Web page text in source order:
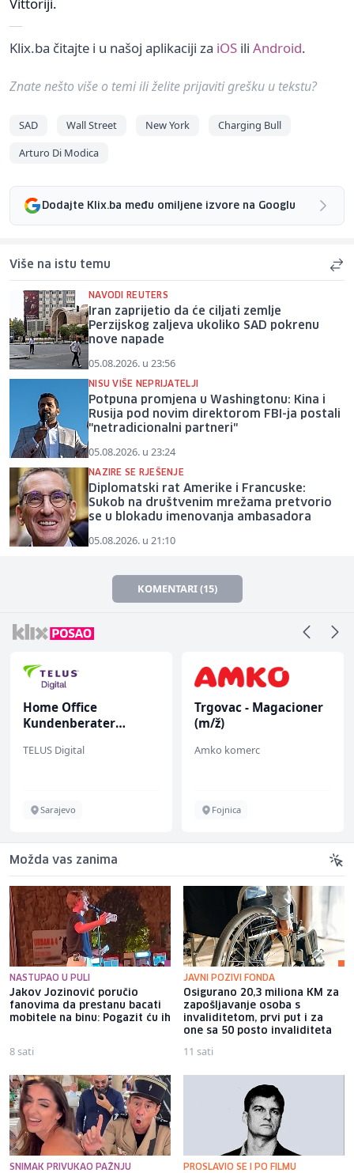
Vittoriji.
Klix.ba čitajte i u našoj aplikaciji za iOS ili Android.
Znate nešto više o temi ili želite prijaviti grešku u tekstu?
SAD Wall Street New York
Charging Bull
Arturo Di Modica
Dodajte Klix.ba među omiljene izvore na Googlu
Više na istu temu
NAVODI REUTERS
Iran zaprijetio da će ciljati zemlje
Perzijskog zaljeva ukoliko SAD pokrenu
nove napade
05.08.2026. u 23:56
NISU VIŠE NEPRIJATELJI
Potpuna promjena u Washingtonu: Kina i
Rusija pod novim direktorom FBI-ja postali
"netradicionalni partneri"
05.08.2026. u 23:24
NAZIRE SE RJEŠENJE
Diplomatski rat Amerike i Francuske:
Sukob na društvenim mrežama pretvorio
se u blokadu imenovanja ambasadora
05.08.2026. u 21:10
KOMENTARI (15)
Home Office
Kundenberater
renommiertes
TELUS Digital
Sarajevo
Trgovac - Magacioner
(m/ž)
Amko komerc
Fojnica
Možda vas zanima
NASTUPAO U PULI
Jakov Jozinović poručio
fanovima da prestanu bacati
mobitele na binu: Pogazit ću ih
8 sati
JAVNI POZIVI FONDA
Osigurano 20,3 miliona KM za
zapošljavanje osoba s
invaliditetom, prvi put i za
one sa 50 posto invaliditeta
11 sati
SNIMAK PRIVUKAO PAŽNJU PROSLAVIO SE I PO FILMU